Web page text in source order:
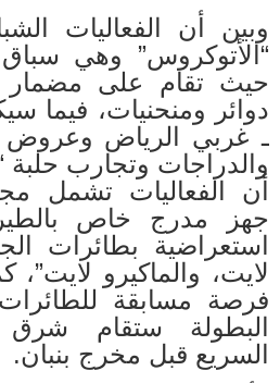
وبين أن الفعاليات
“الأتوكروس” وهي سباق
حيث تقام على
دوائر ومنحنيات، فيما
ـ غربي الرياض وعروض
والدراجات وتجارب حلبة
أن الفعاليات تشمل
جهز مدرج خاص
استعراضية بطائرات
لايت، والماكيرو
فرصة مسابقة
البطولة ستقام
السريع قبل مخرج بنبان.